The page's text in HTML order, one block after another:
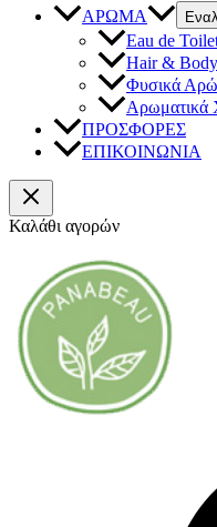
ΑΡΩΜΑ
Eau de
Hair &
Φυσικά
Αρωματικά
ΠΡΟΣΦΟΡΕΣ
ΕΠΙΚΟΙΝΩΝΙΑ
Καλάθι αγορών